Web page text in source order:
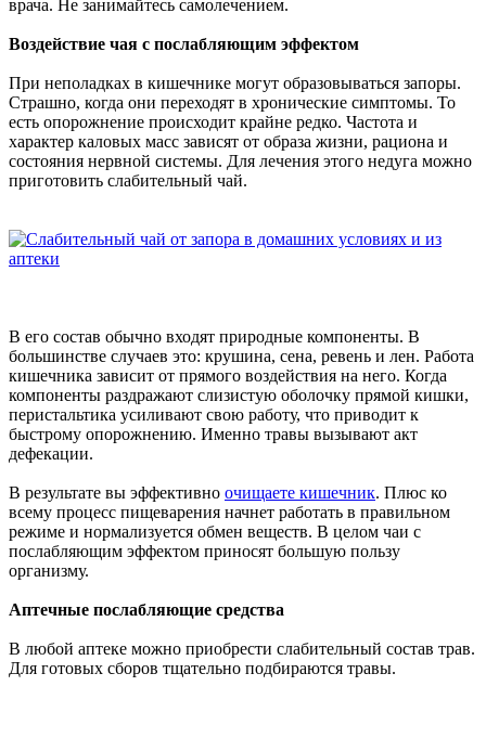
врача. Не занимайтесь самолечением.
Воздействие чая с послабляющим эффектом
При неполадках в кишечнике могут образовываться запоры.
Страшно, когда они переходят в хронические симптомы. То
есть опорожнение происходит крайне редко. Частота и
характер каловых масс зависят от образа жизни, рациона и
состояния нервной системы. Для лечения этого недуга можно
приготовить слабительный чай.
В его состав обычно входят природные компоненты. В
большинстве случаев это: крушина, сена, ревень и лен. Работа
кишечника зависит от прямого воздействия на него. Когда
компоненты раздражают слизистую оболочку прямой кишки,
перистальтика усиливают свою работу, что приводит к
быстрому опорожнению. Именно травы вызывают акт
дефекации.
В результате вы эффективно очищаете кишечник. Плюс ко
всему процесс пищеварения начнет работать в правильном
режиме и нормализуется обмен веществ. В целом чаи с
послабляющим эффектом приносят большую пользу
организму.
Аптечные послабляющие средства
В любой аптеке можно приобрести слабительный состав трав.
Для готовых сборов тщательно подбираются травы.